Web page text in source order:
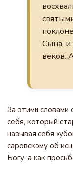
Сына, и
веков.
За этими словами
себя, который
называя себя
саровскому об
Богу, а как